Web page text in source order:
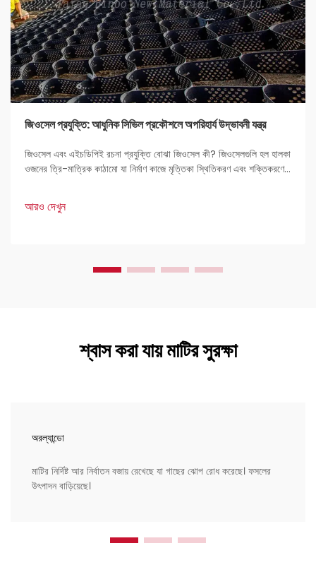
জিওসেল প্রযুক্তি: আধুনিক সিভিল প্রকৌশলে অপরিহার্য উদ্ভাবনী যন্ত্র
জিওসেল এবং এইচডিপিই রচনা প্রযুক্তি বোঝা জিওসেল কী? জিওসেলগুলি হল হালকা
ওজনের ত্রি-মাত্রিক কাঠামো যা নির্মাণ কাজে মৃত্তিকা স্থিতিকরণ এবং শক্তিকরণের
আরও দেখুন
শ্বাস করা যায় মাটির সুরক্ষা
অরল্যান্ডো
মাটির নির্দিষ্ট আর নির্বাতন বজায় রেখেছে যা গাছের ঝোপ রোধ করেছে। ফসলের
উৎপাদন বাড়িয়েছে।